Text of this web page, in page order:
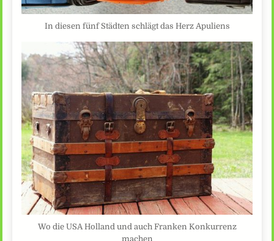
In diesen fünf Städten schlägt das Herz Apuliens
Wo die USA Holland und auch Franken Konkurrenz
machen